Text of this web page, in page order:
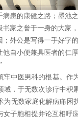
患的康健之路；墨池
家之誉于一身的大
外公是写得一手好字
自小便兼具医者的仁
中医男科的根基。
，于无数次诊疗中
无数家庭化解病痛
子胞相提并论互相